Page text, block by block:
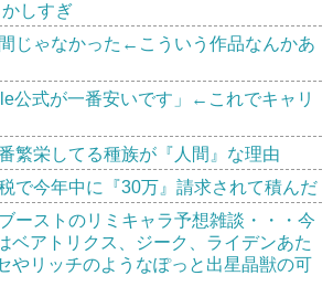
しすぎ
じゃなかった←こういう作品なんかあ
公式が一番安いです」←これでキャリ
繁栄してる種族が『人間』な理由
で今年中に『30万』請求されて積んだ
ーストのリミキャラ予想雑談・・・今
ベアトリクス、ジーク、ライデンあた
リッチのようなぽっと出星晶獣の可